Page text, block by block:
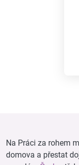
Na Práci za rohem
domova a přestat